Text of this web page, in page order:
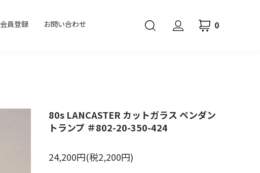
会員登録 お問い合わせ 0
80s LANCASTER カットガラス ペンダン
トランプ ＃802-20-350-424
24,200円(税2,200円)